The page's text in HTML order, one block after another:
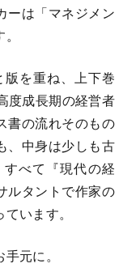
ーは「マネジメン
を重ね、上下巻
度成長期の経営者
書の流れそのもの
、中身は少しも古
べて『現代の経
タントで作家の
います。
元に。